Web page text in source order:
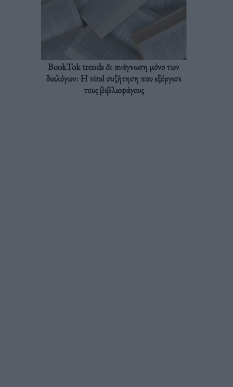
BookTok trends & ανάγνωση μόνο των
διαλόγων: Η viral συζήτηση που εξόργισε
τους βιβλιοφάγους